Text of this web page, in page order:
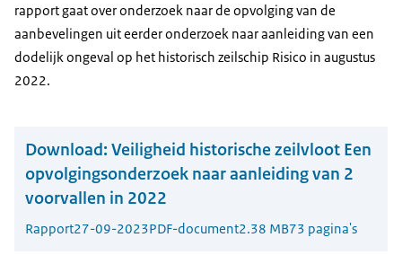
rapport gaat over onderzoek naar de opvolging van de
aanbevelingen uit eerder onderzoek naar aanleiding van een
dodelijk ongeval op het historisch zeilschip Risico in augustus
2022.
Download: Veiligheid historische zeilvloot Een
opvolgingsonderzoek naar aanleiding van 2
voorvallen in 2022
Rapport27-09-2023PDF-document2.38 MB73 pagina's